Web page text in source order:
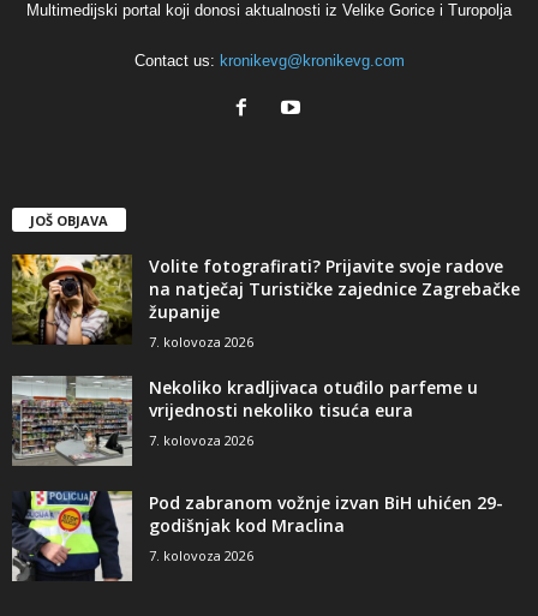
Multimedijski portal koji donosi aktualnosti iz Velike Gorice i Turopolja
Contact us: kronikevg@kronikevg.com
JOŠ OBJAVA
Volite fotografirati? Prijavite svoje radove
na natječaj Turističke zajednice Zagrebačke
županije
7. kolovoza 2026
Nekoliko kradljivaca otuđilo parfeme u
vrijednosti nekoliko tisuća eura
7. kolovoza 2026
Pod zabranom vožnje izvan BiH uhićen 29-
godišnjak kod Mraclina
7. kolovoza 2026